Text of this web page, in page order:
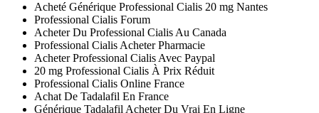
Acheté Générique Professional Cialis 20 mg Nantes
Professional Cialis Forum
Acheter Du Professional Cialis Au Canada
Professional Cialis Acheter Pharmacie
Acheter Professional Cialis Avec Paypal
20 mg Professional Cialis À Prix Réduit
Professional Cialis Online France
Achat De Tadalafil En France
Générique Tadalafil Acheter Du Vrai En Ligne